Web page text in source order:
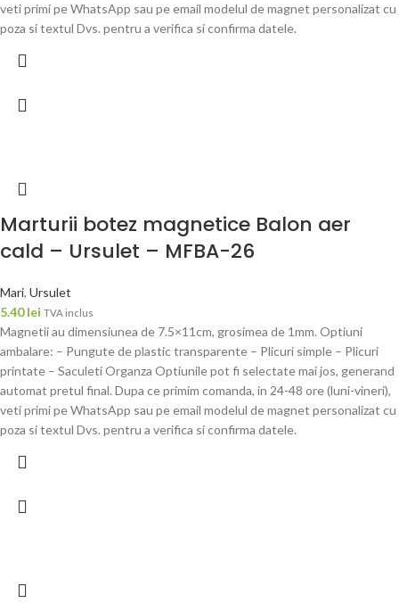
veti primi pe WhatsApp sau pe email modelul de magnet personalizat cu
poza si textul Dvs. pentru a verifica si confirma datele.
Marturii botez magnetice Balon aer
cald – Ursulet – MFBA-26
Mari, Ursulet
5.40lei TVA inclus
Magnetii au dimensiunea de 7.5×11cm, grosimea de 1mm. Optiuni
ambalare: – Pungute de plastic transparente – Plicuri simple – Plicuri
printate – Saculeti Organza Optiunile pot fi selectate mai jos, generand
automat pretul final. Dupa ce primim comanda, in 24-48 ore (luni-vineri),
veti primi pe WhatsApp sau pe email modelul de magnet personalizat cu
poza si textul Dvs. pentru a verifica si confirma datele.